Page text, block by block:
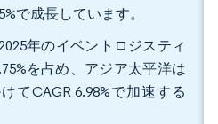
で成長しています。
年のイベントロジスティ
を占め、アジア太平洋は
てCAGR 6.98%で加速する